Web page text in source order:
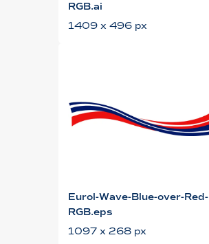
RGB.ai
1409 x 496 px
Eurol-Wave-Blue-over-Red-
RGB.eps
1097 x 268 px